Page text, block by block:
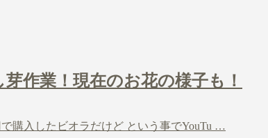
作業！現在のお花の様子も！
購入したビオラだけど という事でYouTu …